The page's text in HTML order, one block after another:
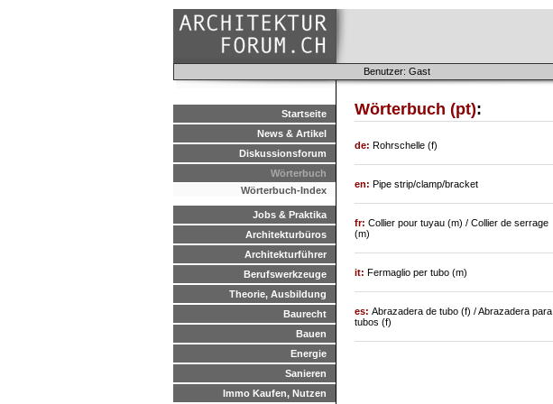
Benutzer: Gast
Startseite
News & Artikel
Diskussionsforum
Wörterbuch
Wörterbuch-Index
Jobs & Praktika
Architekturbüros
Architekturführer
Berufswerkzeuge
Theorie, Ausbildung
Baurecht
Bauen
Energie
Sanieren
Immo Kaufen, Nutzen
Wörterbuch (pt):
de: Rohrschelle (f)
en: Pipe strip/clamp/bracket
fr: Collier pour tuyau (m) / Collier de serrage
(m)
it: Fermaglio per tubo (m)
es: Abrazadera de tubo (f) / Abrazadera para
tubos (f)